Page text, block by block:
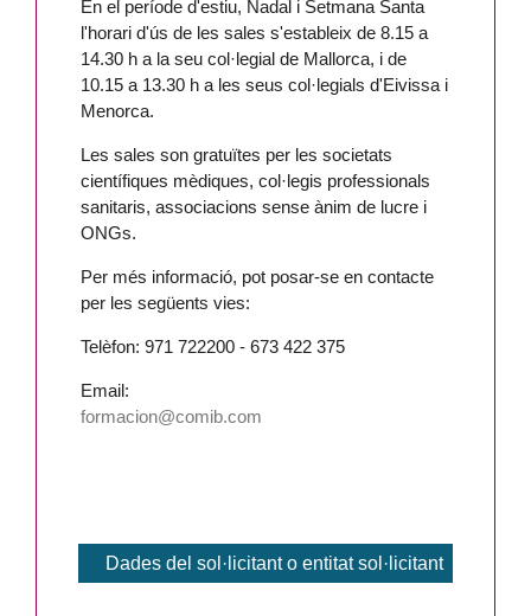
En el període d'estiu, Nadal i Setmana Santa
l'horari d'ús de les sales s'estableix de 8.15 a
14.30 h a la seu col·legial de Mallorca, i de
10.15 a 13.30 h a les seus col·legials d'Eivissa i
Menorca.
Les sales son gratuïtes per les societats
científiques mèdiques, col·legis professionals
sanitaris, associacions sense ànim de lucre i
ONGs.
Per més informació, pot posar-se en contacte
per les següents vies:
Telèfon: 971 722200 - 673 422 375
Email:
formacion@comib.com
Dades del sol·licitant o entitat sol·licitant